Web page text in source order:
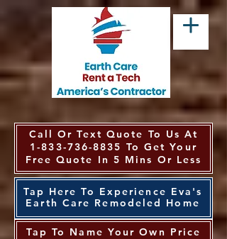
Call Or Text Quote To Us At
1-833-736-8835 To Get Your
Free Quote In 5 Mins Or Less
Tap Here To Experience Eva's
Earth Care Remodeled Home
Tap To Name Your Own Price